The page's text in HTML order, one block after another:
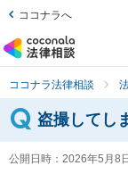
ココナラへ
ココナラ法律相談
盗撮してし
公開日時： 2026年5月8